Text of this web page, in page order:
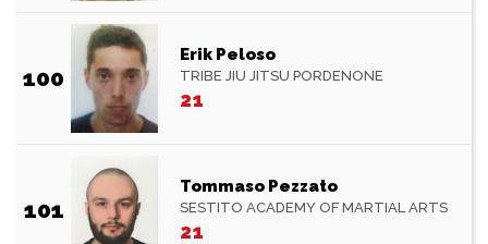
100
Erik Peloso
TRIBE JIU JITSU PORDENONE
21
101
Tommaso Pezzato
SESTITO ACADEMY OF MARTIAL ARTS
21